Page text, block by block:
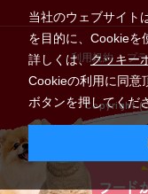
当社のウェブサイト
を目的に、Cookieを
詳しくは、クッキー
Cookieの利用に同意
ボタンを押してくだ
利用規約 プ
Copyright